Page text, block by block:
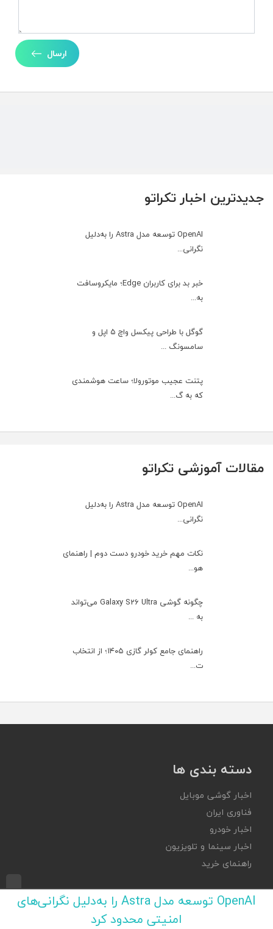
جدیدترین اخبار تکراتو
OpenAI توسعه مدل Astra را به‌دلیل
نگرانی...
خبر بد برای کاربران Edge؛ مایکروسافت
به‌...
گوگل با طراحی پیکسل واچ ۵ اپل و
سامسونگ ...
پتنت عجیب موتورولا؛ ساعت هوشمندی
که به گ...
ارسال
مقالات آموزشی تکراتو
OpenAI توسعه مدل Astra را به‌دلیل
نگرانی...
نکات مهم خرید خودرو دست دوم | راهنمای
هو...
چگونه گوشی Galaxy S26 Ultra می‌تواند
به ...
راهنمای جامع کولر گازی ۱۴۰۵؛ از انتخاب
ت...
دسته بندی ها
اخبار گوشی موبایل
فناوری ایران
اخبار خودرو
اخبار سینما و تلویزیون
راهنمای خرید
تکراتو
OpenAI توسعه مدل Astra را به‌دلیل نگرانی‌های
امنیتی محدود کرد